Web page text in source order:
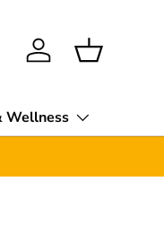
Intra in cont
Cos
Wellness